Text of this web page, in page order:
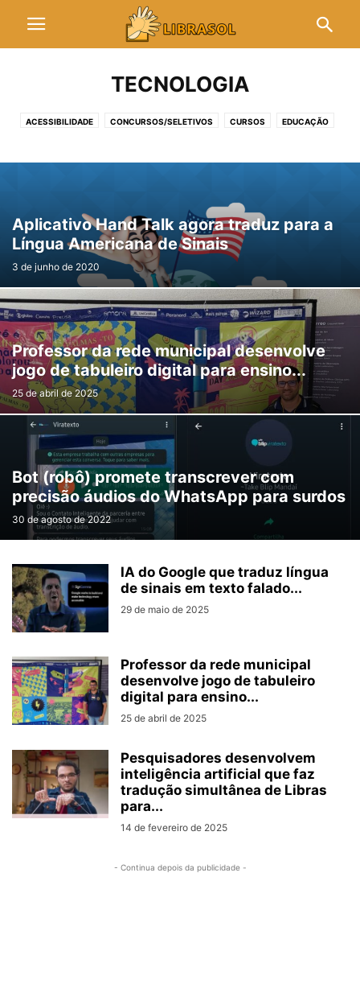
TECNOLOGIA
ACESSIBILIDADE CONCURSOS/SELETIVOS CURSOS EDUCAÇÃO
POLÍTICA RELIGIÃO TECNOLOGIA
Aplicativo Hand Talk agora traduz para a
Língua Americana de Sinais
3 de junho de 2020
Professor da rede municipal desenvolve
jogo de tabuleiro digital para ensino...
25 de abril de 2025
Bot (robô) promete transcrever com
precisão áudios do WhatsApp para surdos
30 de agosto de 2022
IA do Google que traduz língua
de sinais em texto falado...
29 de maio de 2025
Professor da rede municipal
desenvolve jogo de tabuleiro
digital para ensino...
25 de abril de 2025
Pesquisadores desenvolvem
inteligência artificial que faz
tradução simultânea de Libras
para...
14 de fevereiro de 2025
- Continua depois da publicidade -